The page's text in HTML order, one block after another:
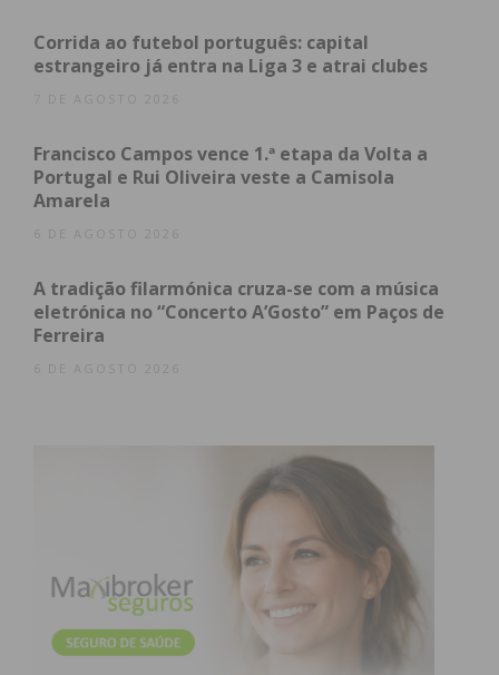
necessária, útil e justificável.
É um filme onde a narrativa prevalece, tentando o
Com argumento e realização de Luís Diogo, esta é a
em todos os continentes. A presente distinção no
Fantasporto, é o 78º prémio atribuído aos filmes
realizador por Luís Diogo.
Subscreva a newsletter do
Imediato
Assine nossa newsletter por e-mail e
obtenha de forma regular a informação
Corrida ao futebol português: capital
estrangeiro já entra na Liga 3 e atrai clubes
7 DE AGOSTO 2026
Francisco Campos vence 1.ª etapa da Volta a
Portugal e Rui Oliveira veste a Camisola
Amarela
6 DE AGOSTO 2026
A tradição filarmónica cruza-se com a música
eletrónica no “Concerto A’Gosto” em Paços de
Ferreira
6 DE AGOSTO 2026